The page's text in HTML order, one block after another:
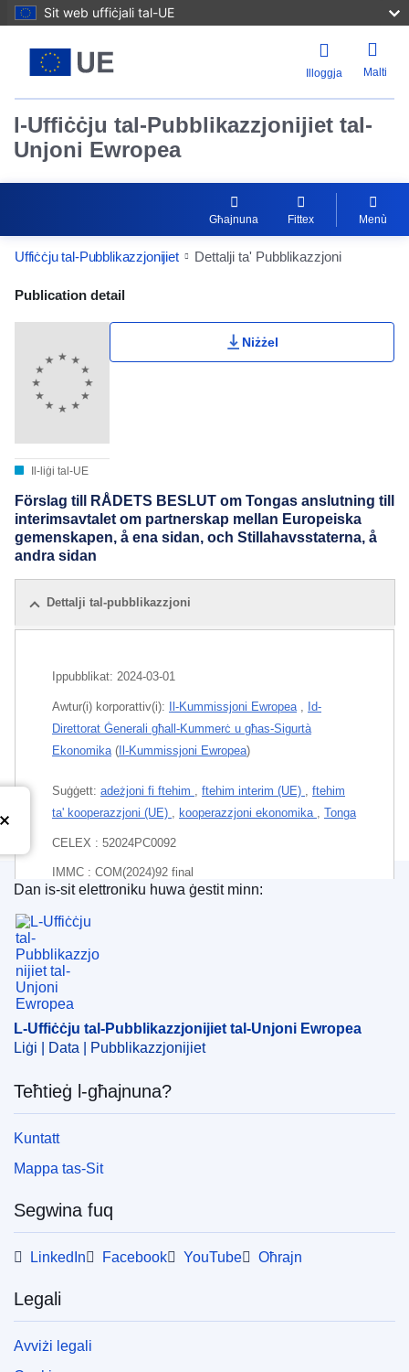
Sit web uffiċjali tal-UE
Illoggja Malti
l-Uffiċċju tal-Pubblikazzjonijiet tal-
Unjoni Ewropea
Għajnuna Fittex Menù
Uffiċċju tal-Pubblikazzjonijiet Dettalji ta' Pubblikazzjoni
Publication Detail Actions Portlet
Publication detail
Il-liġi tal-UE
Niżżel
Förslag till RÅDETS BESLUT om Tongas anslutning till
interimsavtalet om partnerskap mellan Europeiska
gemenskapen, å ena sidan, och Stillahavsstaterna, å
andra sidan
Dettalji tal-pubblikazzjoni
Ippubblikat: 2024-03-01
Awtur(i) korporattiv(i): Il-Kummissjoni Ewropea
Id-
Direttorat Ġenerali għall-Kummerċ u għas-Sigurtà
Ekonomika ( Il-Kummissjoni Ewropea)
Suġġett: adeżjoni fi ftehim ftehim interim (UE)
ftehim
ta' kooperazzjoni (UE)
kooperazzjoni ekonomika Tonga
CELEX : 52024PC0092
IMMC : COM(2024)92 final
COMNAT : COM_2024_0092_FIN
L-Uffiċċju tal-Pubblikazzjonijiet tal-Unjoni
Dan is-sit elettroniku huwa ġestit minn:
L-Uffiċċju tal-Pubblikazzjonijiet tal-Unjoni Ewropea
Liġi | Data | Pubblikazzjonijiet
Teħtieġ l-għajnuna?
Kuntatt
Mappa tas-Sit
Segwina fuq
LinkedIn Facebook YouTube Oħrajn
Legali
Avviżi legali